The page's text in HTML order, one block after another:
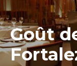
Goût